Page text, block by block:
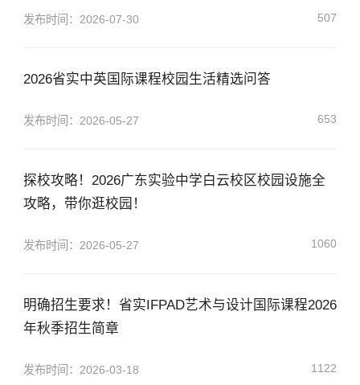
507
发布时间：2026-07-30
2026省实中英国际课程校园生活精选问答
653
发布时间：2026-05-27
探校攻略！2026广东实验中学白云校区校园设施全
攻略，带你逛校园！
1060
发布时间：2026-05-27
明确招生要求！省实IFPAD艺术与设计国际课程2026
年秋季招生简章
1122
发布时间：2026-03-18